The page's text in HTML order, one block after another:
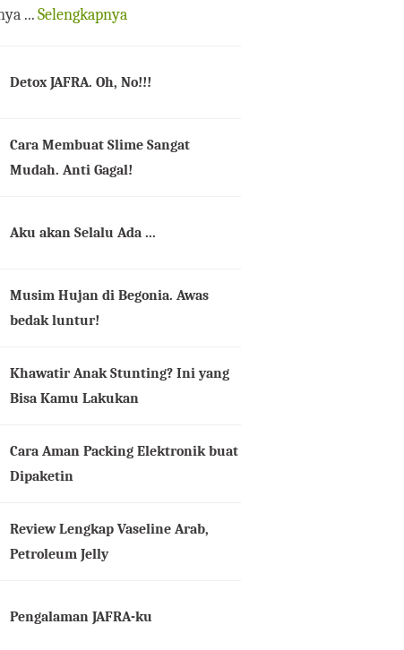
...Selengkapnya
Detox JAFRA. Oh, No!!!
Cara Membuat Slime Sangat
Mudah. Anti Gagal!
Aku akan Selalu Ada ...
Musim Hujan di Begonia. Awas
bedak luntur!
Khawatir Anak Stunting? Ini yang
Bisa Kamu Lakukan
Cara Aman Packing Elektronik buat
Dipaketin
Review Lengkap Vaseline Arab,
Petroleum Jelly
Pengalaman JAFRA-ku